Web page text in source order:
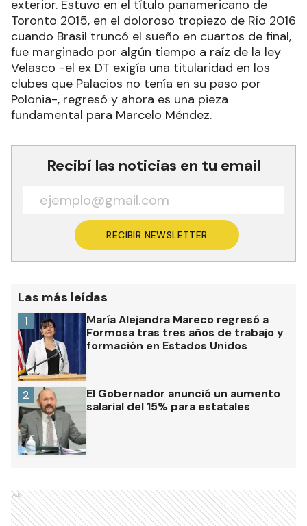
exterior. Estuvo en el título panamericano de
Toronto 2015, en el doloroso tropiezo de Río 2016
cuando Brasil truncó el sueño en cuartos de final,
fue marginado por algún tiempo a raíz de la ley
Velasco -el ex DT exigía una titularidad en los
clubes que Palacios no tenía en su paso por
Polonia-, regresó y ahora es una pieza
fundamental para Marcelo Méndez.
Recibí las noticias en tu email
RECIBIR NEWSLETTER
Las más leídas
María Alejandra Mareco regresó a
Formosa tras tres años de trabajo y
formación en Estados Unidos
1
El Gobernador anunció un aumento
salarial del 15% para estatales
2
Ads